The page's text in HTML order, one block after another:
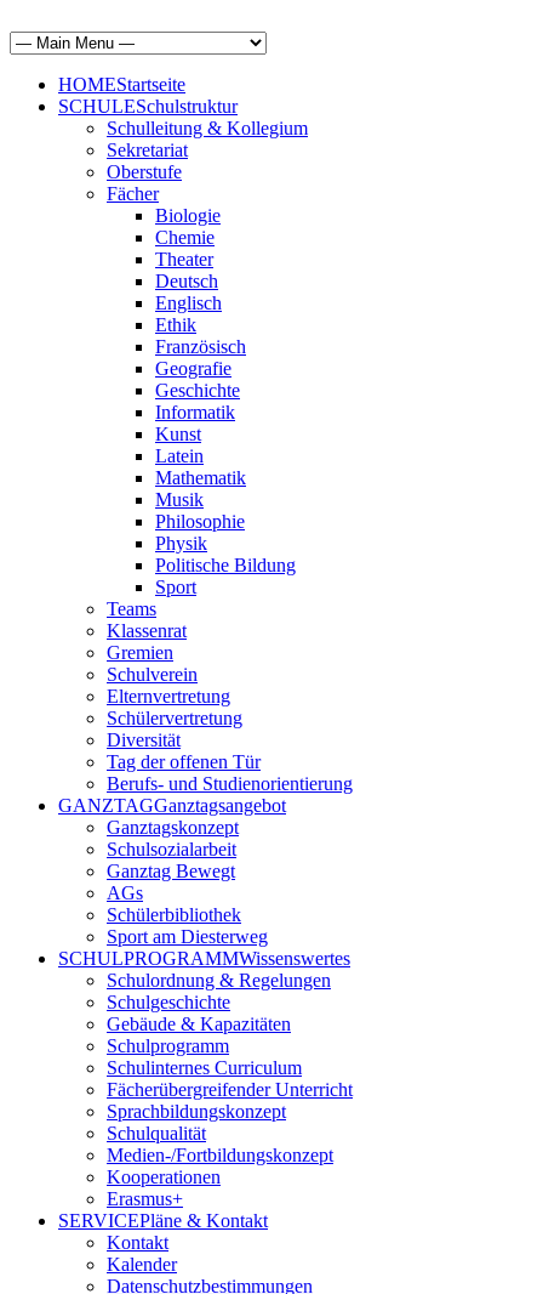
HOMEStartseite
SCHULESchulstruktur
Schulleitung & Kollegium
Sekretariat
Oberstufe
Fächer
Biologie
Chemie
Theater
Deutsch
Englisch
Ethik
Französisch
Geografie
Geschichte
Informatik
Kunst
Latein
Mathematik
Musik
Philosophie
Physik
Politische Bildung
Sport
Teams
Klassenrat
Gremien
Schulverein
Elternvertretung
Schülervertretung
Diversität
Tag der offenen Tür
Berufs- und Studienorientierung
GANZTAGGanztagsangebot
Ganztagskonzept
Schulsozialarbeit
Ganztag Bewegt
AGs
Schülerbibliothek
Sport am Diesterweg
SCHULPROGRAMMWissenswertes
Schulordnung & Regelungen
Schulgeschichte
Gebäude & Kapazitäten
Schulprogramm
Schulinternes Curriculum
Fächerübergreifender Unterricht
Sprachbildungskonzept
Schulqualität
Medien-/Fortbildungskonzept
Kooperationen
Erasmus+
SERVICEPläne & Kontakt
Kontakt
Kalender
Datenschutzbestimmungen